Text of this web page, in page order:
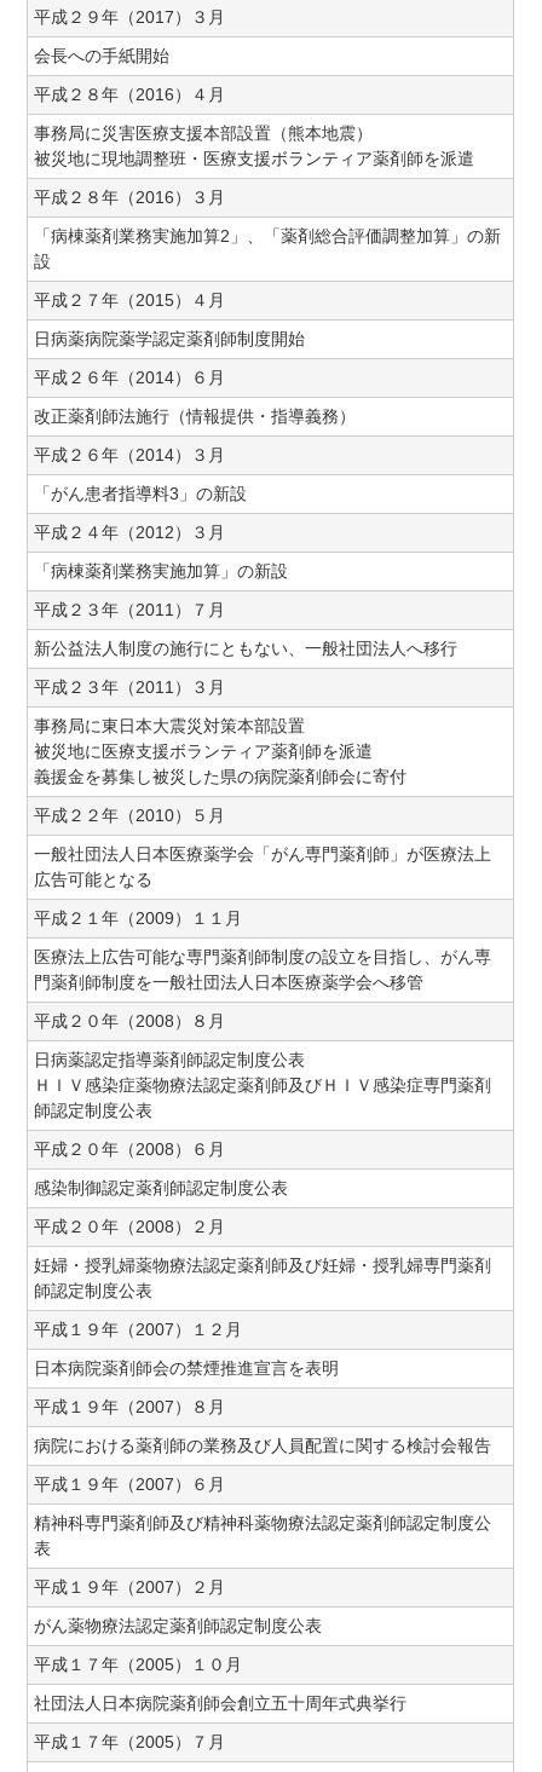
平成２９年（2017）３月
会長への手紙開始
平成２８年（2016）４月
事務局に災害医療支援本部設置（熊本地震）
被災地に現地調整班・医療支援ボランティア薬剤師を派遣
平成２８年（2016）３月
「病棟薬剤業務実施加算2」、「薬剤総合評価調整加算」の新
設
平成２７年（2015）４月
日病薬病院薬学認定薬剤師制度開始
平成２６年（2014）６月
改正薬剤師法施行（情報提供・指導義務）
平成２６年（2014）３月
「がん患者指導料3」の新設
平成２４年（2012）３月
「病棟薬剤業務実施加算」の新設
平成２３年（2011）７月
新公益法人制度の施行にともない、一般社団法人へ移行
平成２３年（2011）３月
事務局に東日本大震災対策本部設置
被災地に医療支援ボランティア薬剤師を派遣
義援金を募集し被災した県の病院薬剤師会に寄付
平成２２年（2010）５月
一般社団法人日本医療薬学会「がん専門薬剤師」が医療法上
広告可能となる
平成２１年（2009）１１月
医療法上広告可能な専門薬剤師制度の設立を目指し、がん専
門薬剤師制度を一般社団法人日本医療薬学会へ移管
平成２０年（2008）８月
日病薬認定指導薬剤師認定制度公表
ＨＩＶ感染症薬物療法認定薬剤師及びＨＩＶ感染症専門薬剤
師認定制度公表
平成２０年（2008）６月
感染制御認定薬剤師認定制度公表
平成２０年（2008）２月
妊婦・授乳婦薬物療法認定薬剤師及び妊婦・授乳婦専門薬剤
師認定制度公表
平成１９年（2007）１２月
日本病院薬剤師会の禁煙推進宣言を表明
平成１９年（2007）８月
病院における薬剤師の業務及び人員配置に関する検討会報告
平成１９年（2007）６月
精神科専門薬剤師及び精神科薬物療法認定薬剤師認定制度公
表
平成１９年（2007）２月
がん薬物療法認定薬剤師認定制度公表
平成１７年（2005）１０月
社団法人日本病院薬剤師会創立五十周年式典挙行
平成１７年（2005）７月